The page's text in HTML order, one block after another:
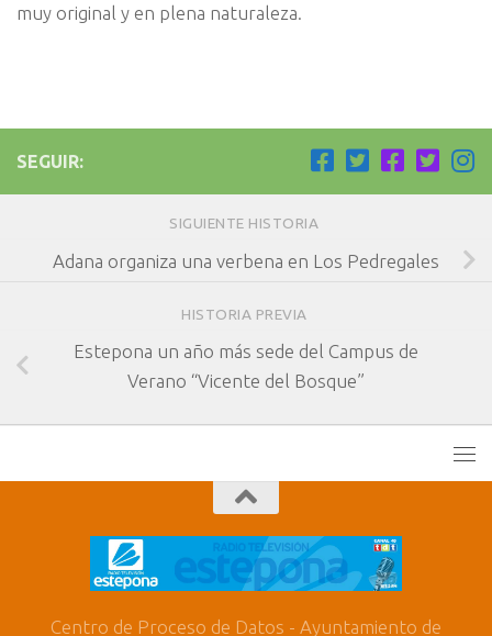
muy original y en plena naturaleza.
SEGUIR:
SIGUIENTE HISTORIA
Adana organiza una verbena en Los Pedregales
HISTORIA PREVIA
Estepona un año más sede del Campus de
Verano “Vicente del Bosque”
Centro de Proceso de Datos - Ayuntamiento de